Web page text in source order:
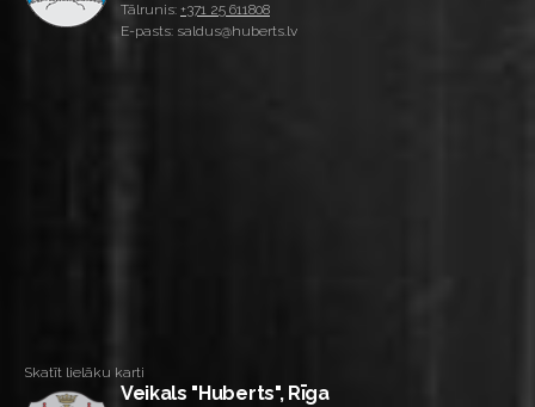
Tālrunis: +371 25 611808
E-pasts: saldus@huberts.lv
Skatīt lielāku karti
Veikals "Huberts", Rīga